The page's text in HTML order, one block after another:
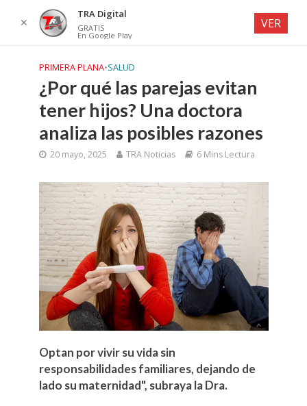
PRIMERA PLANA•SALUD
¿Por qué las parejas evitan
tener hijos? Una doctora
analiza las posibles razones
20 mayo, 2025 TRA Noticias 6 Mins Lectura
Optan por vivir su vida sin
responsabilidades familiares, dejando de
lado su maternidad", subraya la Dra.
✕
TRA Digital
GRATIS
En Google Play
VER